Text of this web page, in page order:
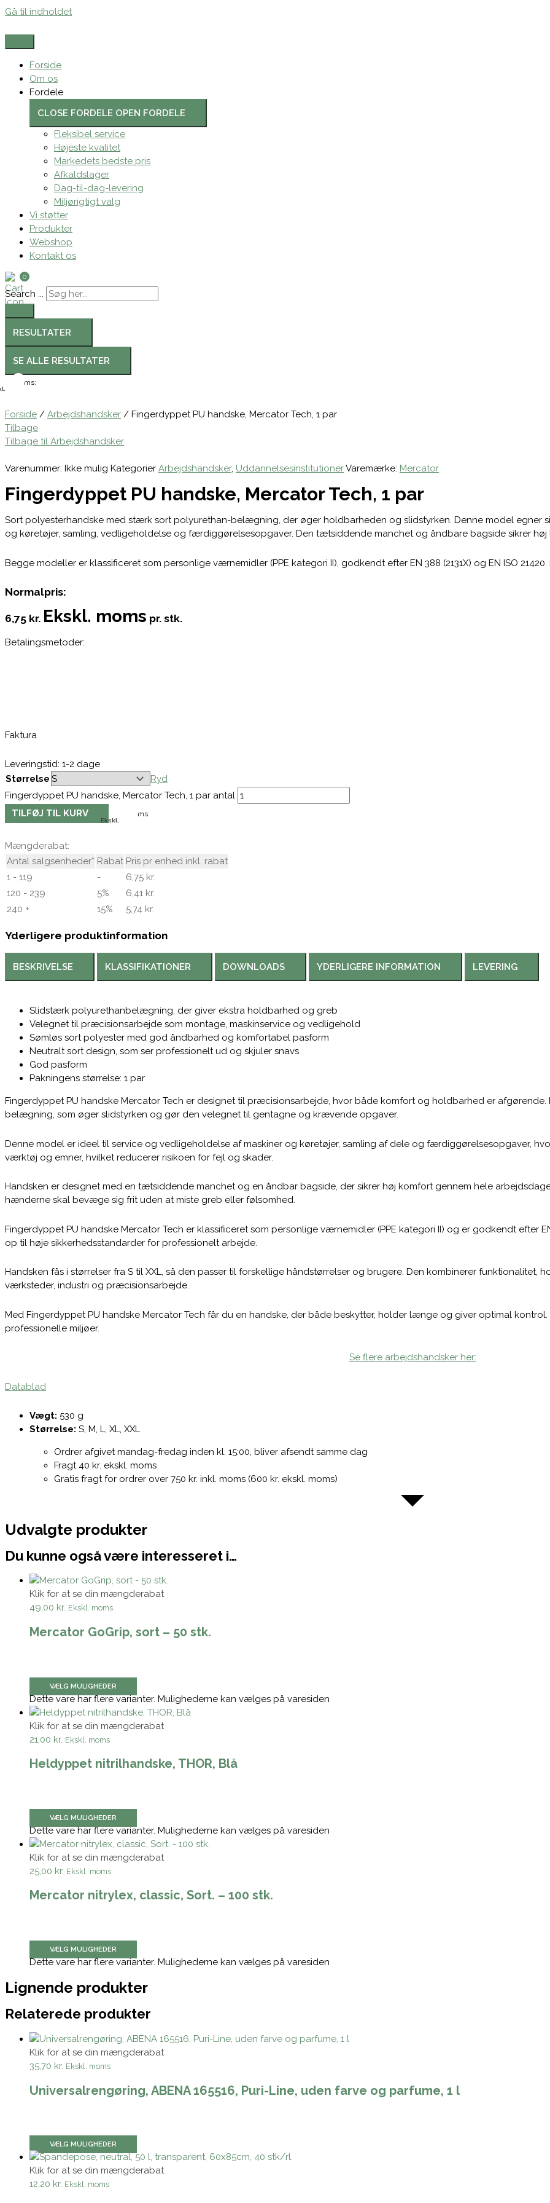
Gå til indholdet
Forside
Om os
Fordele
CLOSE FORDELE OPEN FORDELE
Fleksibel service
Højeste kvalitet
Markedets bedste pris
Afkaldslager
Dag-til-dag-levering
Miljørigtigt valg
Vi støtter
Produkter
Webshop
Kontakt os
0
Search ...
RESULTATER
SE ALLE RESULTATER
Moms:
Forside / Arbejdshandsker / Fingerdyppet PU handske, Mercator Tech, 1 par
Tilbage
Tilbage til Arbejdshandsker
Varenummer: Ikke mulig Kategorier Arbejdshandsker, UddannelsesinstitutionerVaremærke: Mercator
Fingerdyppet PU handske, Mercator Tech, 1 par
Sort polyesterhandske med stærk sort polyurethan-belægning, der øger holdbarheden og slidstyrken. Denne model egner
og køretøjer, samling, vedligeholdelse og færdiggørelsesopgaver. Den tætsiddende manchet og åndbare bagside sikrer høj
Begge modeller er klassificeret som personlige værnemidler (PPE kategori II), godkendt efter EN 388 (2131X) og EN ISO 21420.
Normalpris:
6,75 kr. Ekskl. moms pr. stk.
Betalingsmetoder:
Faktura
Leveringstid: 1-2 dage
Størrelse
Ryd
Fingerdyppet PU handske, Mercator Tech, 1 par antal
TILFØJ TIL KURV
Moms:
Ekskl.
Mængderabat:
Antal salgsenheder* Rabat Pris pr enhed inkl. rabat
1 - 119
-
6,75 kr.
120 - 239
5%
6,41 kr.
240 +
15% 5,74 kr.
Yderligere produktinformation
BESKRIVELSE KLASSIFIKATIONER DOWNLOADS YDERLIGERE INFORMATION LEVERING
Slidstærk polyurethanbelægning, der giver ekstra holdbarhed og greb
Velegnet til præcisionsarbejde som montage, maskinservice og vedligehold
Sømløs sort polyester med god åndbarhed og komfortabel pasform
Neutralt sort design, som ser professionelt ud og skjuler snavs
God pasform
Pakningens størrelse: 1 par
Fingerdyppet PU handske Mercator Tech er designet til præcisionsarbejde, hvor både komfort og holdbarhed er
belægning, som øger slidstyrken og gør den velegnet til gentagne og krævende opgaver.
Denne model er ideel til service og vedligeholdelse af maskiner og køretøjer, samling af dele og færdiggørelsesopgaver,
værktøj og emner, hvilket reducerer risikoen for fejl og skader.
Handsken er designet med en tætsiddende manchet og en åndbar bagside, der sikrer høj komfort gennem hele
hænderne skal bevæge sig frit uden at miste greb eller følsomhed.
Fingerdyppet PU handske Mercator Tech er klassificeret som personlige værnemidler (PPE kategori II) og er godkendt efter
op til høje sikkerhedsstandarder for professionelt arbejde.
Handsken fås i størrelser fra S til XXL, så den passer til forskellige håndstørrelser og brugere. Den kombinerer
værksteder, industri og præcisionsarbejde.
Med Fingerdyppet PU handske Mercator Tech får du en handske, der både beskytter, holder længe og giver optimal
professionelle miljøer.
Se flere arbejdshandsker her:
Datablad
Vægt: 530 g
Størrelse: S, M, L, XL, XXL
Ordrer afgivet mandag-fredag inden kl. 15:00, bliver afsendt samme dag
Fragt 40 kr. ekskl. moms
Gratis fragt for ordrer over 750 kr. inkl. moms (600 kr. ekskl. moms)
Udvalgte produkter
Du kunne også være interesseret i…
Klik for at se din mængderabat
49,00 kr. Ekskl. moms
Mercator GoGrip, sort – 50 stk.
VÆLG MULIGHEDER
Dette vare har flere varianter. Mulighederne kan vælges på varesiden
Klik for at se din mængderabat
21,00 kr. Ekskl. moms
Heldyppet nitrilhandske, THOR, Blå
VÆLG MULIGHEDER
Dette vare har flere varianter. Mulighederne kan vælges på varesiden
Klik for at se din mængderabat
25,00 kr. Ekskl. moms
Mercator nitrylex, classic, Sort. – 100 stk.
VÆLG MULIGHEDER
Dette vare har flere varianter. Mulighederne kan vælges på varesiden
Lignende produkter
Relaterede produkter
Klik for at se din mængderabat
35,70 kr. Ekskl. moms
Universalrengøring, ABENA 165516, Puri-Line, uden farve og parfume, 1 l
VÆLG MULIGHEDER
Klik for at se din mængderabat
12,20 kr. Ekskl. moms